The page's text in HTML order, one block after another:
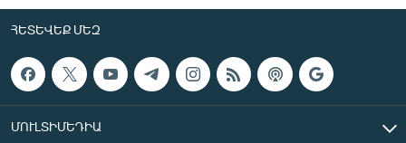
ՀԵՏԵՎԵՔ ՄԵԶ
ՄՈՒԼՏԻՄԵԴԻԱ